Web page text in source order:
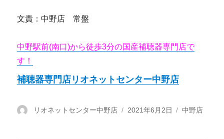
文責：中野店 常盤
中野駅前(南口)から徒歩3分の国産補聴器専門店で
す！
補聴器専門店リオネットセンター中野店
投
リオネットセンター中野店
投
2021年6月2日
カ
中野店